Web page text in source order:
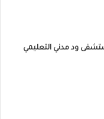
ود مدني التعليمي